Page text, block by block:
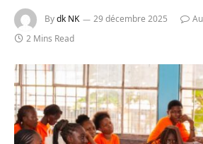
Bydk NK 29 décembre 2025
2 Mins Read